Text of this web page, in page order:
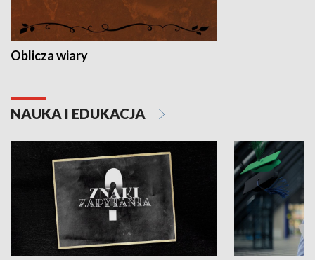
Oblicza wiary
NAUKA I EDUKACJA